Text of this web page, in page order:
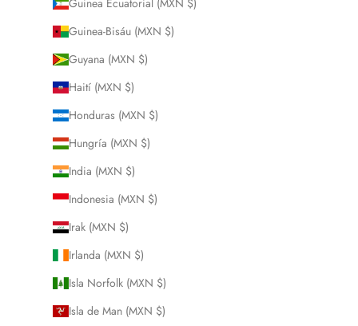
Guinea Ecuatorial (MXN $)
Guinea-Bisáu (MXN $)
Guyana (MXN $)
Haití (MXN $)
Honduras (MXN $)
Hungría (MXN $)
India (MXN $)
Indonesia (MXN $)
Irak (MXN $)
Irlanda (MXN $)
Isla Norfolk (MXN $)
Isla de Man (MXN $)